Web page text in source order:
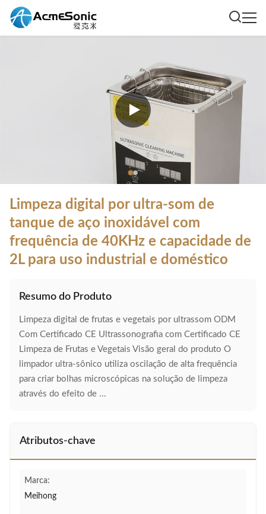
Limpeza digital por ultra-som de
tanque de aço inoxidável com
frequência de 40KHz e capacidade de
2L para uso industrial e doméstico
Resumo do Produto
Limpeza digital de frutas e vegetais por ultrassom ODM
Com Certificado CE Ultrassonografia com Certificado CE
Limpeza de Frutas e Vegetais Visão geral do produto O
limpador ultra-sônico utiliza oscilação de alta frequência
para criar bolhas microscópicas na solução de limpeza
através do efeito de ...
Atributos-chave
Marca:
Meihong